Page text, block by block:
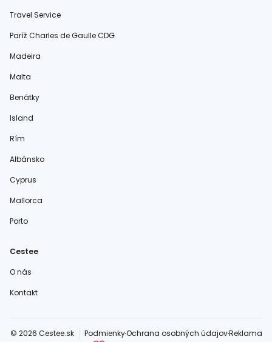
Travel Service
Paríž Charles de Gaulle CDG
Madeira
Malta
Benátky
Island
Rím
Albánsko
Cyprus
Mallorca
Porto
Cestee
O nás
Kontakt
© 2026 Cestee.sk PodmienkyOchrana osobných údajovReklama